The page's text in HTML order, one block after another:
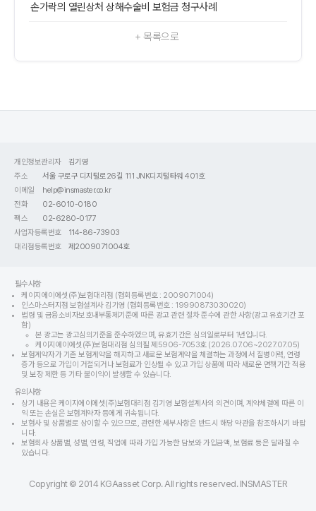
손가락의 열린상처 상해수술비 보험금 청구사례
+ 목록으로
개인정보관리자
김기영
주소
서울 구로구 디지털로26길 111 JNK디지털타워 401호
이메일
help@insmaster.co.kr
전화
02-6010-0180
팩스
02-6280-0177
사업자등록번호
114-86-73903
대리점등록번호
제2009071004호
필수사항
케이지에이에셋(주)보험대리점 (협회등록번호 : 2009071004)
인스마스터지점 보험설계사 김기영 (협회등록번호 : 19990873030020)
법령 및 금융소비자보호내부통제기준에 따른 광고 관련 절차 준수에 관한 사항(광고 유효기간 포
함)
본 광고는 광고심의기준을 준수하였으며, 유효기간은 심의일로부터 1년입니다.
케이지에이에셋(주)보험대리점 심의필 제5906-7053호 (2026.07.06~2027.07.05)
보험계약자가 기존 보험계약을 해지하고 새로운 보험계약을 체결하는 과정에서 질병이력, 연령
증가 등으로 가입이 거절되거나 보험료가 인상될 수 있고 가입 상품에 따라 새로운 면책기간 적용
및 보장 제한 등 기타 불이익이 발생할 수 있습니다.
유의사항
상기 내용은 케이지에이에셋(주)보험대리점 김기영 보험설계사의 의견이며, 계약체결에 따른 이
익 또는 손실은 보험계약자 등에게 귀속됩니다.
보험사 및 상품별로 상이할 수 있으므로, 관련한 세부사항은 반드시 해당 약관을 참조하시기 바랍
니다.
보험회사 상품별, 성별, 연령, 직업에 따라 가입 가능한 담보와 가입금액, 보험료 등은 달라질 수
있습니다.
Copyright © 2014 KGAasset Corp. All rights reserved. INSMASTER